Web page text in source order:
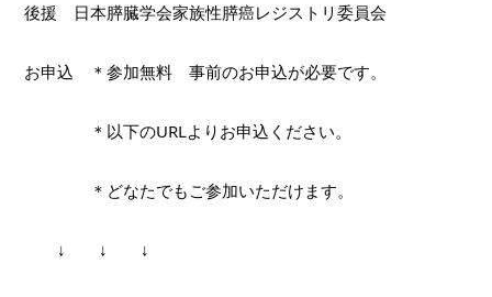
後援　日本膵臓学会家族性膵癌レジストリ委員会
お申込　＊参加無料　事前のお申込が必要です。
＊以下のURLよりお申込ください。
＊どなたでもご参加いただけます。
↓　　↓　　↓